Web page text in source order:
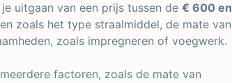
uitgaan van een prijs tussen de € 600 en
zoals het type straalmiddel, de mate van
zoals impregneren of voegwerk.
factoren, zoals de mate van